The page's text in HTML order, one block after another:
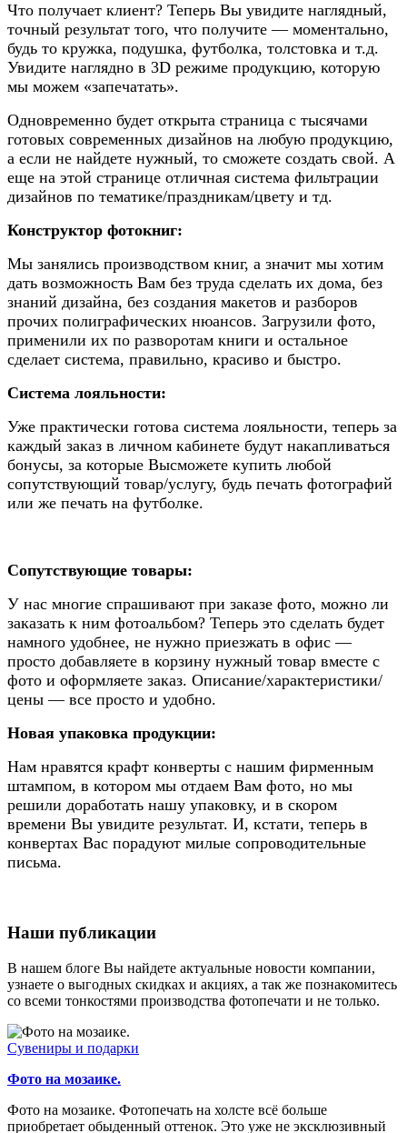
Что получает клиент? Теперь Вы увидите наглядный,
точный результат того, что получите — моментально,
будь то кружка, подушка, футболка, толстовка и т.д.
Увидите наглядно в 3D режиме продукцию, которую
мы можем «запечатать».
Одновременно будет открыта страница с тысячами
готовых современных дизайнов на любую продукцию,
а если не найдете нужный, то сможете создать свой. А
еще на этой странице отличная система фильтрации
дизайнов по тематике/праздникам/цвету и тд.
Конструктор фотокниг:
Мы занялись производством книг, а значит мы хотим
дать возможность Вам без труда сделать их дома, без
знаний дизайна, без создания макетов и разборов
прочих полиграфических нюансов. Загрузили фото,
применили их по разворотам книги и остальное
сделает система, правильно, красиво и быстро.
Система лояльности:
Уже практически готова система лояльности, теперь за
каждый заказ в личном кабинете будут накапливаться
бонусы, за которые Высможете купить любой
сопутствующий товар/услугу, будь печать фотографий
или же печать на футболке.
Сопутствующие товары:
У нас многие спрашивают при заказе фото, можно ли
заказать к ним фотоальбом? Теперь это сделать будет
намного удобнее, не нужно приезжать в офис —
просто добавляете в корзину нужный товар вместе с
фото и оформляете заказ. Описание/характеристики/
цены — все просто и удобно.
Новая упаковка продукции:
Нам нравятся крафт конверты с нашим фирменным
штампом, в котором мы отдаем Вам фото, но мы
решили доработать нашу упаковку, и в скором
времени Вы увидите результат. И, кстати, теперь в
конвертах Вас порадуют милые сопроводительные
письма.
Наши публикации
В нашем блоге Вы найдете актуальные новости компании,
узнаете о выгодных скидках и акциях, а так же познакомитесь
со всеми тонкостями производства фотопечати и не только.
Сувениры и подарки
Фото на мозаике.
Фото на мозаике. Фотопечать на холсте всё больше
приобретает обыденный оттенок. Это уже не эксклюзивный